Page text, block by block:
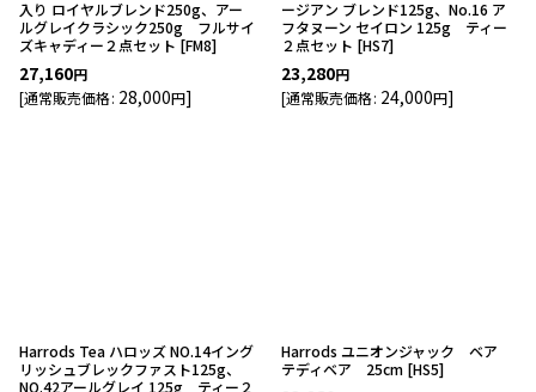
入り ロイヤルブレンド250g、アー
ルグレイクラシック250g フルサイ
ズキャディー２点セット [FM8]
27,160円
[通常販売価格: 28,000円]
ージアン ブレンド125g、No.16 ア
フタヌーン セイロン 125g ティー
２点セット [HS7]
23,280円
[通常販売価格: 24,000円]
Harrods Tea ハロッズ NO.14イング
リッシュブレックファスト125g、
NO.42アールグレイ 125g ティー２
Harrods ユニオンジャック ベア
テディベア 25cm [HS5]